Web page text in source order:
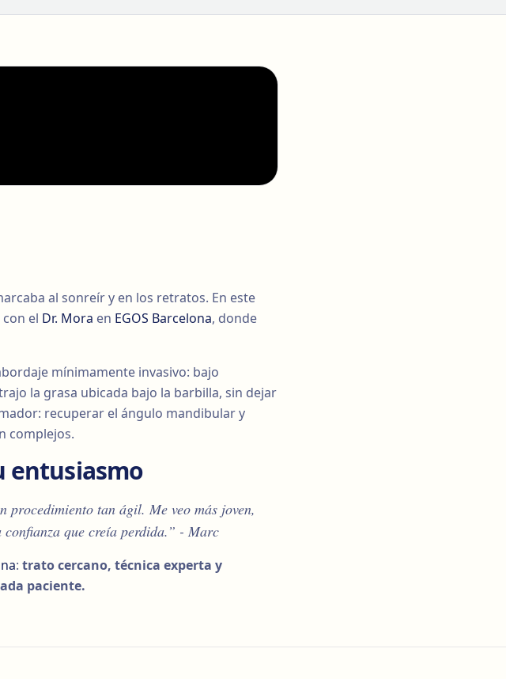
al sonreír y en los retratos. En este
con el Dr. Mora en EGOS Barcelona, donde
mínimamente invasivo: bajo
la grasa ubicada bajo la barbilla, sin dejar
recuperar el ángulo mandibular y
complejos.
entusiasmo
tan ágil. Me veo más joven,
que creía perdida.” - Marc
: trato cercano, técnica experta y
paciente.